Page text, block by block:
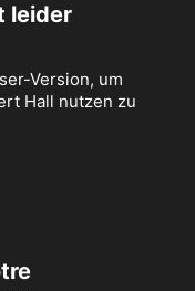
leider
Version, um
Hall nutzen zu